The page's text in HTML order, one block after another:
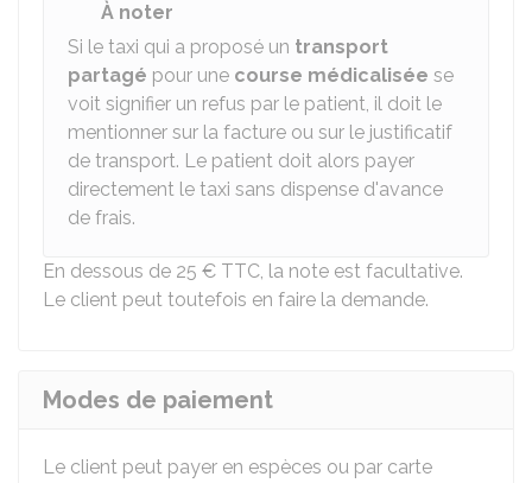
À noter
Si le taxi qui a proposé un transport
partagé pour une course médicalisée se
voit signifier un refus par le patient, il doit le
mentionner sur la facture ou sur le justificatif
de transport. Le patient doit alors payer
directement le taxi sans dispense d'avance
de frais.
En dessous de 25 € TTC, la note est facultative.
Le client peut toutefois en faire la demande.
Modes de paiement
Le client peut payer en espèces ou par carte